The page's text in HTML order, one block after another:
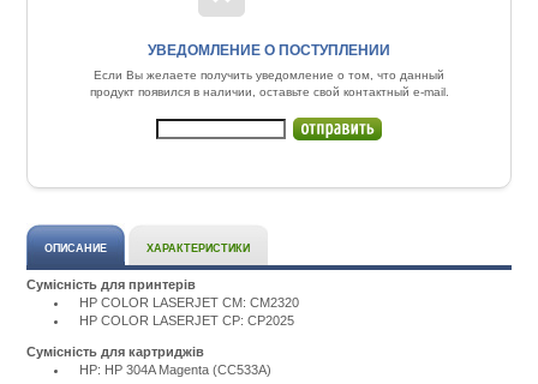
УВЕДОМЛЕНИЕ О ПОСТУПЛЕНИИ
Если Вы желаете получить уведомление о том, что данный
продукт появился в наличии, оставьте свой контактный e-mail.
ОПИСАНИЕ ХАРАКТЕРИСТИКИ
Сумісність для принтерів
HP COLOR LASERJET CM: CM2320
HP COLOR LASERJET CP: CP2025
Сумісність для картриджів
HP: HP 304A Magenta (CC533A)